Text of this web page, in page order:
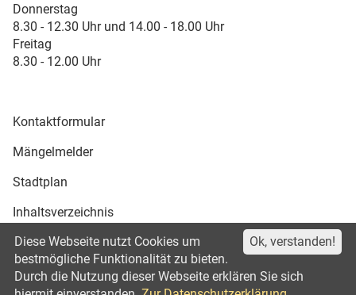
Donnerstag
8.30 - 12.30 Uhr und 14.00 - 18.00 Uhr
Freitag
8.30 - 12.00 Uhr
Kontaktformular
Mängelmelder
Stadtplan
Inhaltsverzeichnis
Druckansicht
©2021
Impressum
Datenschutz
Ok, verstanden!
Diese Webseite nutzt Cookies um
bestmögliche Funktionalität zu bieten.
Durch die Nutzung dieser Webseite erklären Sie sich